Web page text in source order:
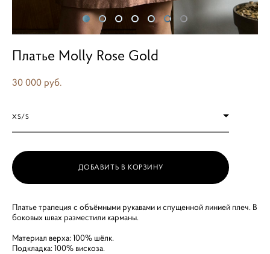
Платье Molly Rose Gold
30 000 pуб.
XS/S
ДОБАВИТЬ В КОРЗИНУ
Платье трапеция с объёмными рукавами и спущенной линией плеч. В
боковых швах разместили карманы.
Материал верха: 100% шёлк.
Подкладка: 100% вискоза.